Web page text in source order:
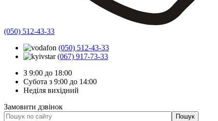
(050) 512-43-33
(050) 512-43-33
(067) 917-73-33
З 9:00 до 18:00
Субота з 9:00 до 14:00
Неділя вихідний
Замовити дзвінок